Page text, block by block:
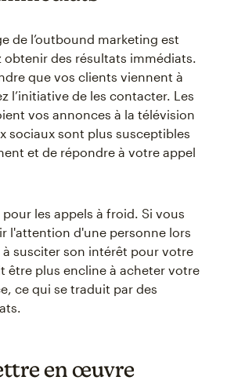
de l’outbound marketing est
obtenir des résultats immédiats.
que vos clients viennent à
l’initiative de les contacter. Les
vos annonces à la télévision
sociaux sont plus susceptibles
et de répondre à votre appel
les appels à froid. Si vous
l'attention d'une personne lors
susciter son intérêt pour votre
être plus encline à acheter votre
ce qui se traduit par des
en œuvre